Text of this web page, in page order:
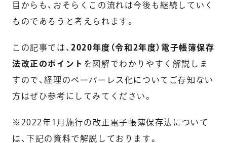
目からも、おそらくこの流れは今後も継続していく
ものであろうと考えられます。
この記事では、 2020年度（令和2年度）電子帳簿保存
法改正のポイント を図解でわかりやすく解説しま
すので、経理のペーパーレス化についてご存知ない
方はぜひ参考にしてみてください。
※2022年1月施行の改正電子帳簿保存法について
は、下記の資料で解説しております。